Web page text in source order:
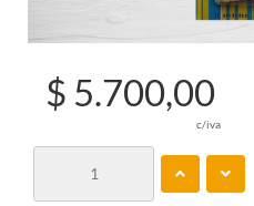
$ 5.700,00
c/iva